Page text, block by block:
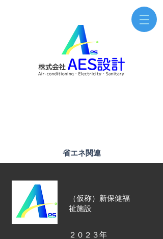
​省エネ関連
（仮称）新保健福
祉施設
２０２３年